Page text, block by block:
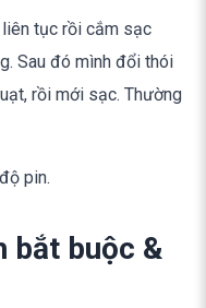
liên tục rồi cắm sạc
Sau đó mình đổi thói
rồi mới sạc. Thường
pin.
bắt buộc &